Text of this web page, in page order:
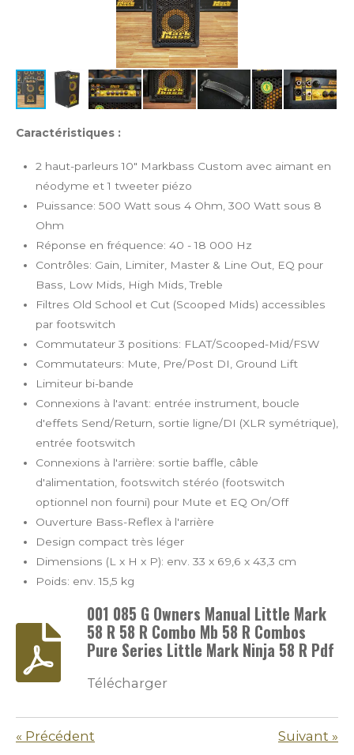
Caractéristiques :
2 haut-parleurs 10" Markbass Custom avec aimant en
néodyme et 1 tweeter piézo
Puissance: 500 Watt sous 4 Ohm, 300 Watt sous 8
Ohm
Réponse en fréquence: 40 - 18 000 Hz
Contrôles: Gain, Limiter, Master & Line Out, EQ pour
Bass, Low Mids, High Mids, Treble
Filtres Old School et Cut (Scooped Mids) accessibles
par footswitch
Commutateur 3 positions: FLAT/Scooped-Mid/FSW
Commutateurs: Mute, Pre/Post DI, Ground Lift
Limiteur bi-bande
Connexions à l'avant: entrée instrument, boucle
d'effets Send/Return, sortie ligne/DI (XLR symétrique),
entrée footswitch
Connexions à l'arrière: sortie baffle, câble
d'alimentation, footswitch stéréo (footswitch
optionnel non fourni) pour Mute et EQ On/Off
Ouverture Bass-Reflex à l'arrière
Design compact très léger
Dimensions (L x H x P): env. 33 x 69,6 x 43,3 cm
Poids: env. 15,5 kg
001 085 G Owners Manual Little Mark
58 R 58 R Combo Mb 58 R Combos
Pure Series Little Mark Ninja 58 R Pdf
Télécharger
« Précédent Suivant »